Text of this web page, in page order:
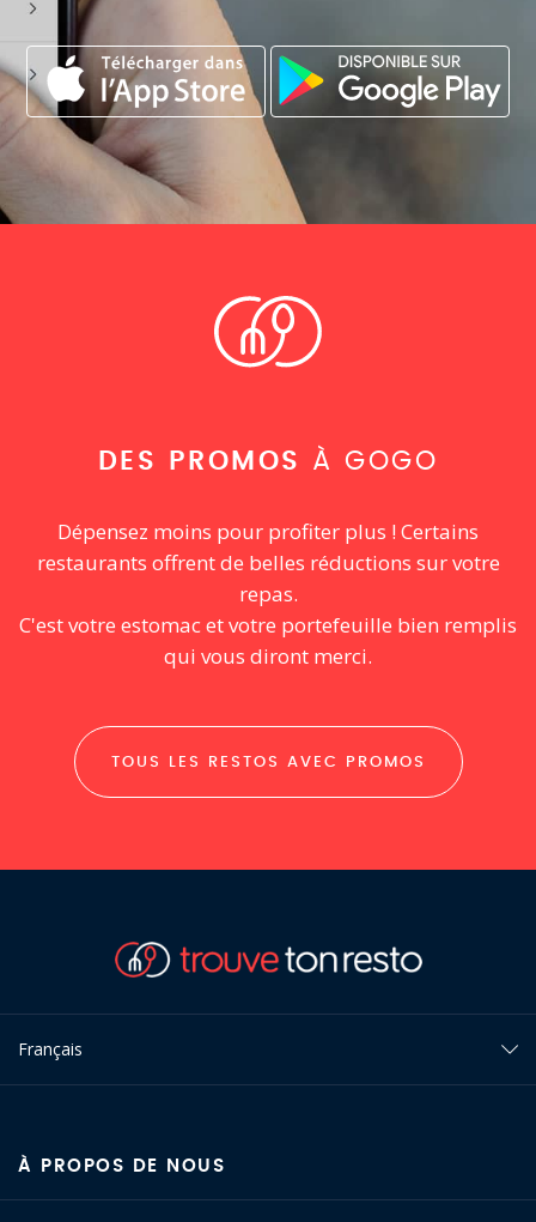
DES PROMOS À GOGO
Dépensez moins pour profiter plus ! Certains
restaurants offrent de belles réductions sur votre
repas.
C'est votre estomac et votre portefeuille bien remplis
qui vous diront merci.
TOUS LES RESTOS AVEC PROMOS
Français
À PROPOS DE NOUS